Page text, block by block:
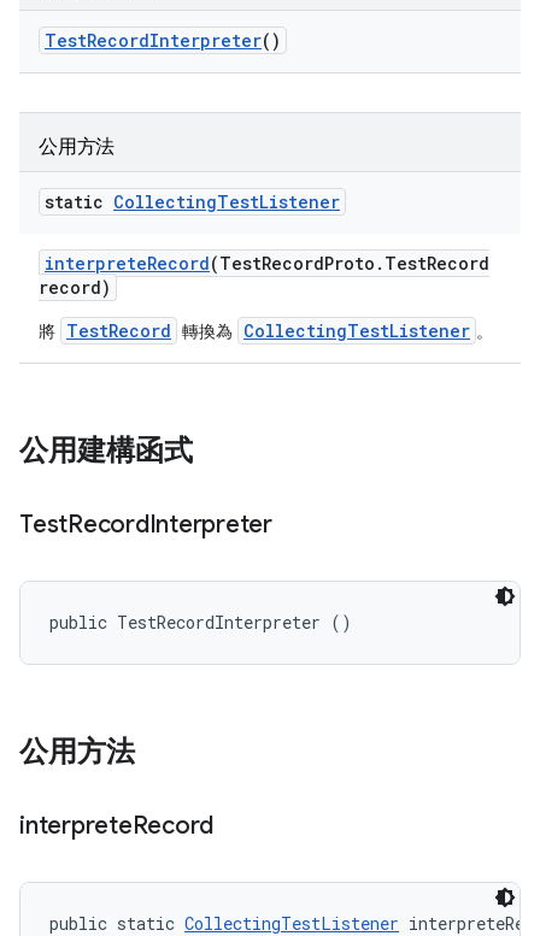
TestRecordInterpreter()
公用方法
static CollectingTestListener
interpreteRecord(TestRecordProto . TestRecord
record)
將 TestRecord 轉換為 CollectingTestListener 。
公用建構函式
TestRecordInterpreter
public TestRecordInterpreter ()
公用方法
interpreteRecord
public static CollectingTestListener